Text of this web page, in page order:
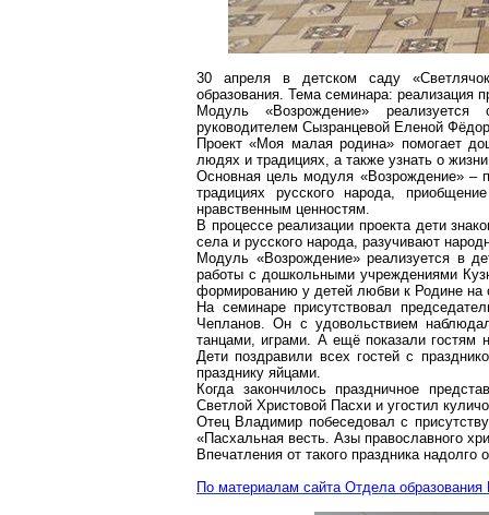
30 апреля в детском саду
образования. Тема семинара: реализация
Модуль «Возрождение»
руководителем Сызранцевой Еленой
Проект «Моя малая родина» помогает
людях и традициях, а также узнать о
Основная цель модуля «Возрождение» –
традициях русского народа,
нравственным ценностям.
В процессе реализации проекта дети
села и русского народа, разучивают
Модуль «Возрождение» реализуется в
работы с дошкольными учреждениями
формированию у детей любви к Родине на
На семинаре присутствовал
Чепланов. Он с удовольствием
танцами, играми. А ещё показали гостям
Дети поздравили всех гостей с
празднику яйцами.
Когда закончилось праздничное
Светлой Христовой Пасхи и угостил
Отец Владимир побеседовал с
«Пасхальная весть. Азы православного
Впечатления от такого праздника
По материалам сайта Отдела образования